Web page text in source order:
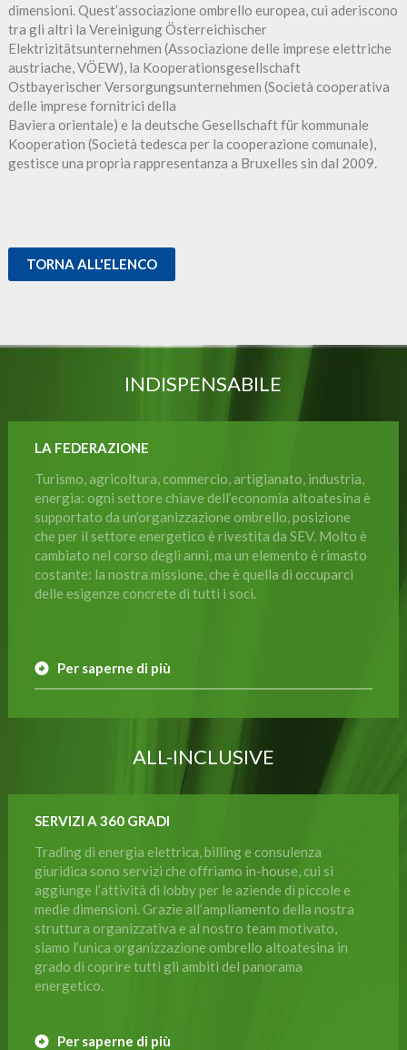
dimensioni. Quest’associazione ombrello europea, cui aderiscono
tra gli altri la Vereinigung Österreichischer
Elektrizitätsunternehmen (Associazione delle imprese elettriche
austriache, VÖEW), la Kooperationsgesellschaft
Ostbayerischer Versorgungsunternehmen (Società cooperativa
delle imprese fornitrici della
Baviera orientale) e la deutsche Gesellschaft für kommunale
Kooperation (Società tedesca per la cooperazione comunale),
gestisce una propria rappresentanza a Bruxelles sin dal 2009.
TORNA ALL'ELENCO
INDISPENSABILE
LA FEDERAZIONE
Turismo, agricoltura, commercio, artigianato, industria,
energia: ogni settore chiave dell’economia altoatesina è
supportato da un’organizzazione ombrello, posizione
che per il settore energetico è rivestita da SEV. Molto è
cambiato nel corso degli anni, ma un elemento è rimasto
costante: la nostra missione, che è quella di occuparci
delle esigenze concrete di tutti i soci.
Per saperne di più
ALL-INCLUSIVE
SERVIZI A 360 GRADI
Trading di energia elettrica, billing e consulenza
giuridica sono servizi che offriamo in-house, cui si
aggiunge l’attività di lobby per le aziende di piccole e
medie dimensioni. Grazie all’ampliamento della nostra
struttura organizzativa e al nostro team motivato,
siamo l’unica organizzazione ombrello altoatesina in
grado di coprire tutti gli ambiti del panorama
energetico.
Per saperne di più